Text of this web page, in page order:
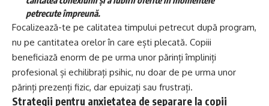
petrecute împreună.
Focalizează-te pe calitatea timpului petrecut după program,
nu pe cantitatea orelor în care ești plecată. Copiii
beneficiază enorm de pe urma unor părinți împliniți
profesional și echilibrați psihic, nu doar de pe urma unor
părinți prezenți fizic, dar epuizați sau frustrați.
Strategii pentru anxietatea de separare la copii